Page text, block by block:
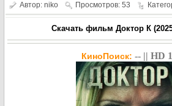
Автор: niko Просмотров: 53
Скачать фильм Доктор К
КиноПоиск: -- || HD